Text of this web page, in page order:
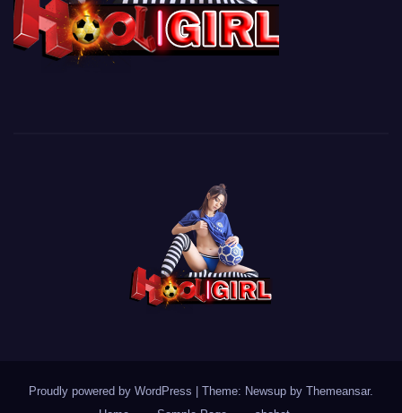
Proudly powered by WordPress Theme: Newsup by Themeansar.